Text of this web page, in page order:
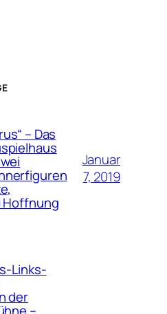
– Das
Hoffnung
Januar
7, 2019
Links-
der